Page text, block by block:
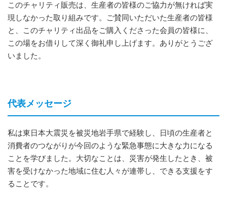
このチャリティ販売は、生産者の皆様のご協力が無ければ実
現しなかった取り組みです。ご賛同いただいた生産者の皆様
と、このチャリティ出品をご購入くださった会員の皆様に、
この場をお借りして深く御礼申し上げます。ありがとうござ
いました。
代表メッセージ
私は東日本大震災を被災地岩手県で経験し、日頃の生産者と
消費者のつながりが今回のような緊急事態に大きな力になる
ことを学びました。大切なことは、災害が発生したとき、被
害を受けなかった地域に住む人々が連帯し、できる支援をす
ることです。